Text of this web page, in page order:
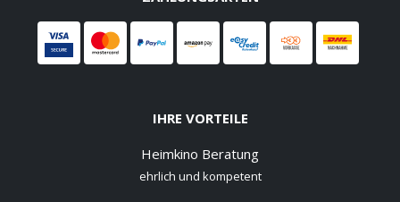
IHRE VORTEILE
Heimkino Beratung
ehrlich und kompetent